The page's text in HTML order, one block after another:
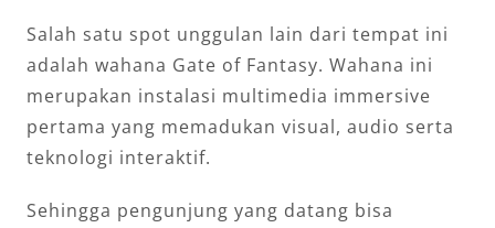
Salah satu spot unggulan lain dari tempat ini
adalah wahana Gate of Fantasy. Wahana ini
merupakan instalasi multimedia immersive
pertama yang memadukan visual, audio serta
teknologi interaktif.
Sehingga pengunjung yang datang bisa